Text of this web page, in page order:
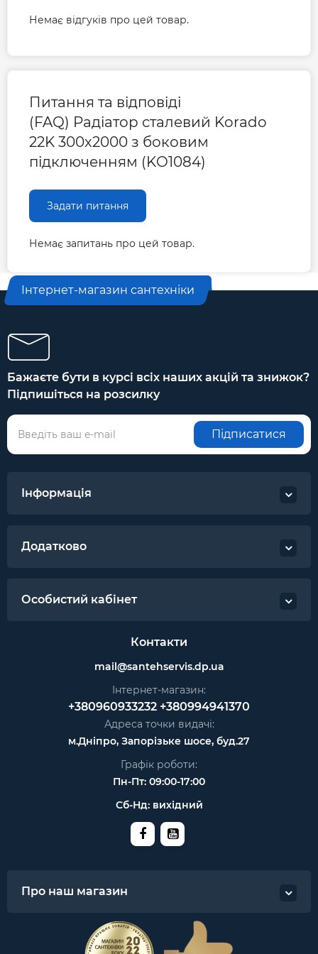
Довжина радіатора, мм
Міжосьова відстань, мм 246
Гарантія
Гарантія виробника, міс
Немає відгуків про цей товар.
Питання та відповіді
(FAQ) Радіатор сталевий Korado
22K 300x2000 з боковим
підключенням (KO1084)
Задати питання
Немає запитань про цей товар.
Інтернет-магазин сантехніки
Бажаєте бути в курсі всіх наших акцій та знижок?
Підпишіться на розсилку
Підписатися
Інформація
Додатково
Особистий кабінет
Контакти
mail@santehservis.dp.ua
Інтернет-магазин:
+380960933232 +380994941370
Адреса точки видачі:
м.Дніпро, Запорізьке шосе, буд.27
Графік роботи:
Пн-Пт: 09:00-17:00
Сб-Нд: вихідний
Про наш магазин